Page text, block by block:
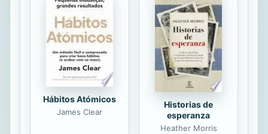
marcha. Como la chispa que
enciende una mecha, la frase fue
adoptada por diputados/as,
senadores/as, hashtags, se escuchó
a partir de...
Hábitos Atómicos
James Clear
Historias de
esperanza
Heather Morris